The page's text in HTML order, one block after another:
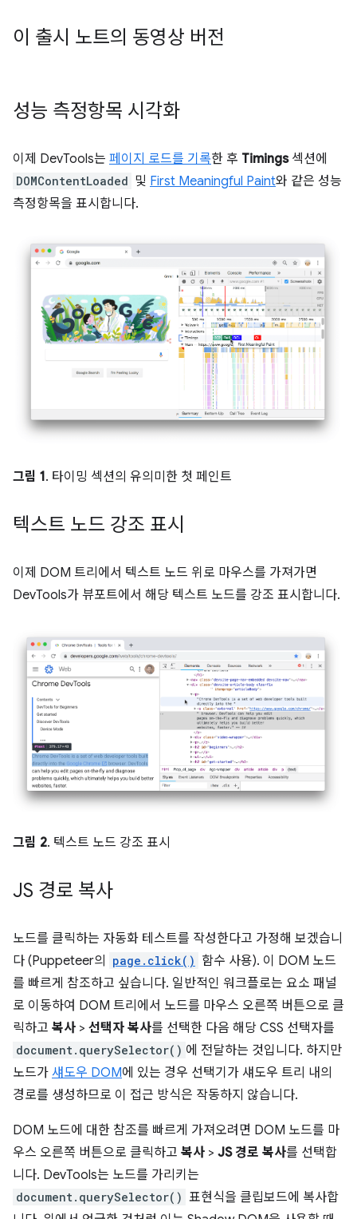
이 출시 노트의 동영상 버전
성능 측정항목 시각화
이제 DevTools는 페이지 로드를 기록한 후 Timings섹션에
DOMContentLoaded 및 First Meaningful Paint와 같은 성능
측정항목을 표시합니다.
그림 1. 타이밍 섹션의 유의미한 첫 페인트
텍스트 노드 강조 표시
이제 DOM 트리에서 텍스트 노드 위로 마우스를 가져가면
DevTools가 뷰포트에서 해당 텍스트 노드를 강조 표시합니다.
그림 2. 텍스트 노드 강조 표시
JS 경로 복사
노드를 클릭하는 자동화 테스트를 작성한다고 가정해 보겠습니
다 (Puppeteer의
page.click() 함수 사용). 이 DOM 노드
를 빠르게 참조하고 싶습니다. 일반적인 워크플로는 요소 패널
로 이동하여 DOM 트리에서 노드를 마우스 오른쪽 버튼으로 클
릭하고 복사 > 선택자 복사를 선택한 다음 해당 CSS 선택자를
document.querySelector() 에 전달하는 것입니다. 하지만
노드가 섀도우 DOM에 있는 경우 선택기가 섀도우 트리 내의
경로를 생성하므로 이 접근 방식은 작동하지 않습니다.
DOM 노드에 대한 참조를 빠르게 가져오려면 DOM 노드를 마
우스 오른쪽 버튼으로 클릭하고 복사 > JS 경로 복사를 선택합
니다. DevTools는 노드를 가리키는
document.querySelector() 표현식을 클립보드에 복사합